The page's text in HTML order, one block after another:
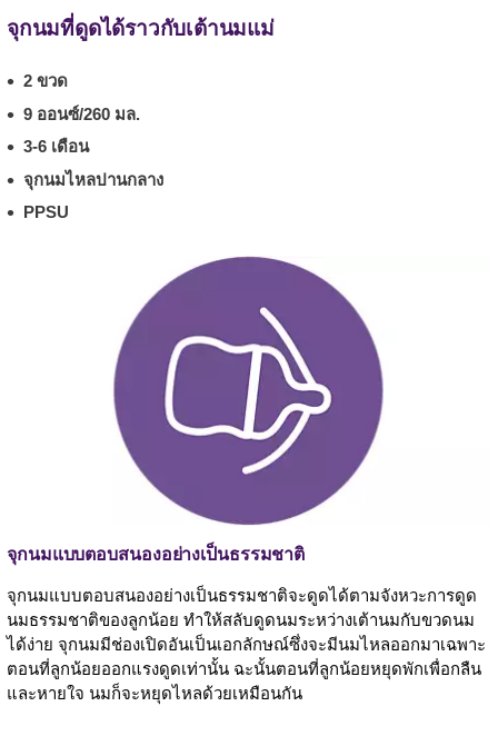
จุกนมที่ดูดได้ราวกับเต้านมแม่
2 ขวด
9 ออนซ์/260 มล.
3-6 เดือน
จุกนมไหลปานกลาง
PPSU
จุกนมแบบตอบสนองอย่างเป็นธรรมชาติ
จุกนมแบบตอบสนองอย่างเป็นธรรมชาติจะดูดได้ตามจังหวะการดูด
นมธรรมชาติของลูกน้อย ทำให้สลับดูดนมระหว่างเต้านมกับขวดนม
ได้ง่าย จุกนมมีช่องเปิดอันเป็นเอกลักษณ์ซึ่งจะมีนมไหลออกมาเฉพาะ
ตอนที่ลูกน้อยออกแรงดูดเท่านั้น ฉะนั้นตอนที่ลูกน้อยหยุดพักเพื่อกลืน
และหายใจ นมก็จะหยุดไหลด้วยเหมือนกัน